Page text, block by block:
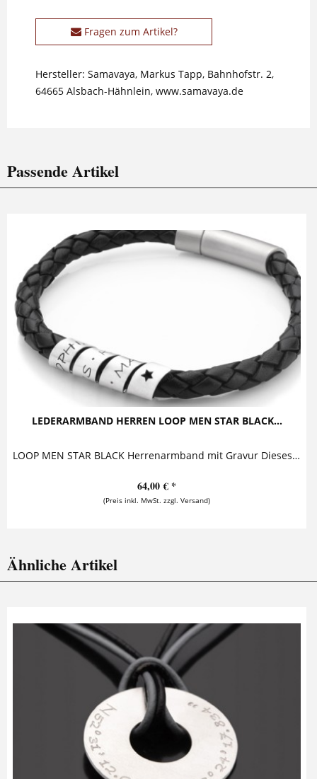
Fragen zum Artikel?
Hersteller: Samavaya, Markus Tapp, Bahnhofstr. 2,
64665 Alsbach-Hähnlein, www.samavaya.de
Passende Artikel
LEDERARMBAND HERREN LOOP MEN STAR BLACK...
LOOP MEN STAR BLACK Herrenarmband mit Gravur Dieses ausdrucksstarke Herrenarmband mit Gravur besticht durch seinen lässigen Look, der echtes Silber...
64,00 € *
(Preis inkl. MwSt. zzgl. Versand)
Ähnliche Artikel